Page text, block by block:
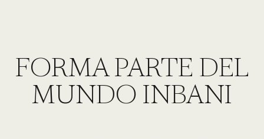
FORMA PARTE DEL
MUNDO INBANI